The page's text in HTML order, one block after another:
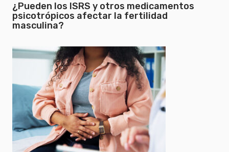
¿Pueden los ISRS y otros medicamentos
psicotrópicos afectar la fertilidad
masculina?